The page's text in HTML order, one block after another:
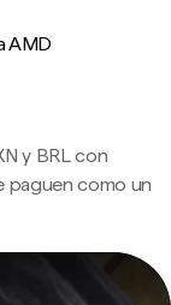
AMD
y BRL con
paguen como un